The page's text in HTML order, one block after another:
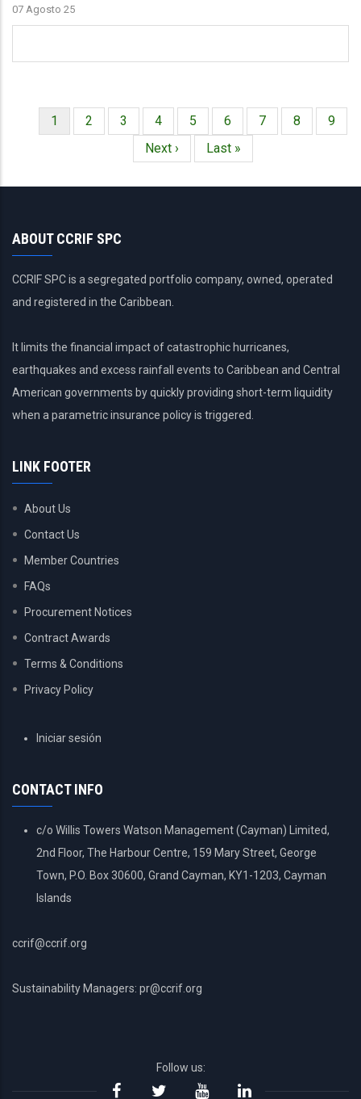
07 Agosto 25
Paginación
Página
actual
1 Página
2 Página
3 Página
4 Página
5 Página
6 Página
7 Página
8
9
Siguiente
página
Next ›
Última
página
Last »
ABOUT CCRIF SPC
CCRIF SPC is a segregated portfolio company, owned, operated
and registered in the Caribbean.
It limits the financial impact of catastrophic hurricanes,
earthquakes and excess rainfall events to Caribbean and Central
American governments by quickly providing short-term liquidity
when a parametric insurance policy is triggered.
LINK FOOTER
About Us
Contact Us
Member Countries
FAQs
Procurement Notices
Contract Awards
Terms & Conditions
Privacy Policy
USERIniciar sesión
CONTACT INFO
c/o Willis Towers Watson Management (Cayman) Limited,
2nd Floor, The Harbour Centre, 159 Mary Street, George
Town, P.O. Box 30600, Grand Cayman, KY1-1203, Cayman
Islands
ccrif@ccrif.org
Sustainability Managers: pr@ccrif.org
Follow us: